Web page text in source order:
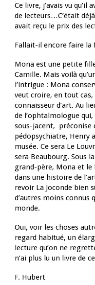
Ce livre, j’avais vu qu’il
de lecteurs…C’était
avait reçu le prix des
Fallait-il encore faire la
Mona est une petite
Camille. Mais voilà
l’intrigue : Mona
veut croire, en tout
connaisseur d’art. Au
de l’ophtalmologue
sous-jacent, préconise
pédopsychiatre, Henry
musée. Ce sera Le
sera Beaubourg. Sous
grand-père, Mona et le
dans une histoire de
revoir La Joconde bien
d’autres moins connus
monde.
Oui, voir les choses
regard habitué, un
lecture qu’on ne
n’ai plus lu un livre de
F. Hubert